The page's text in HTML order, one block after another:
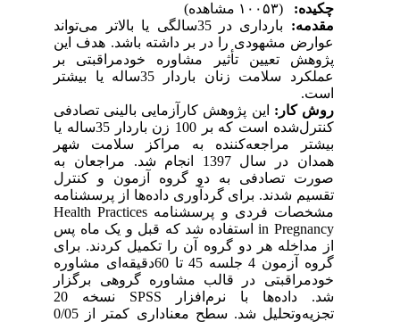
بارداری در 35‌سالگی یا بالاتر می‌تواند
را در بر داشته باشد. هدف این
تأثیر مشاوره خود‌مراقبتی بر
عملکرد سلامت زنان باردار 35‌ساله یا بیشتر
این پژوهش کارآزمایی بالینی تصادفی
کنترل‌شده است که بر 100 زن باردار 35‌ساله یا
به مراکز سلامت شهر
همدان در سال 1397 انجام شد. مراجعان به
به دو گروه آزمون و کنترل
برای گردآوری داده‌ها از پرسشنامه
فردی و پرسشنامهHealth Practices
استفاده شد که قبل و یک ماه پس
هر دو گروه آن را تکمیل کردند. برای
گروه آزمون 4 جلسه 45 تا 60‌دقیقه‌ای مشاوره
در قالب مشاوره گروهی برگزار
با نرم‌افزارSPSS
نسخه 20
تجزیه‌و‌تحلیل شد. سطح معناداری کمتر از 0/05